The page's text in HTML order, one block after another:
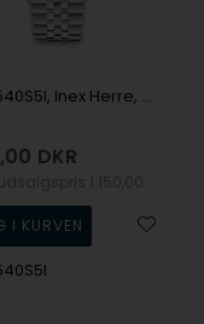
A69540S5I, Inex Herre, 40mm Quartz Herre m/lænke
DKR